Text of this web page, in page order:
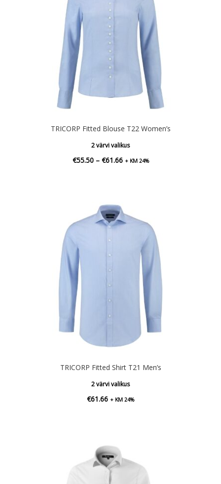
TRICORP Fitted Blouse T22 Women’s
2 värvi valikus
€55.50 – €61.66Hinnavahemik:
+ KM 24%
TRICORP Fitted Shirt T21 Men’s
2 värvi valikus
€61.66 + KM 24%